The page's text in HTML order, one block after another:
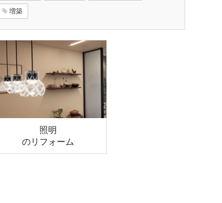
増築
照明
のリフォーム